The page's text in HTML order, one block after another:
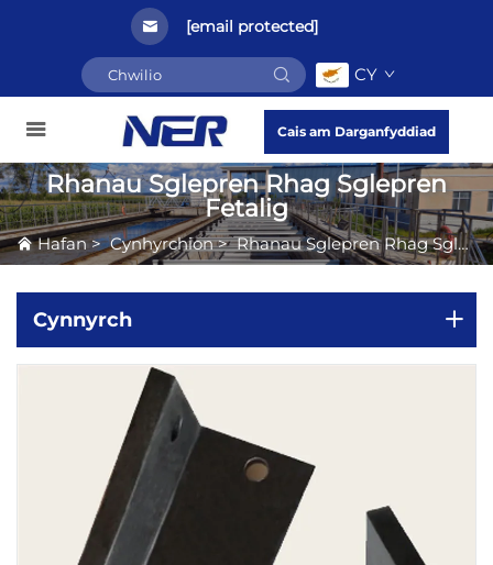
[email protected]
CY
Cais am Darganfyddiad
Rhanau Sglepren Rhag Sglepren
Fetalig
Hafan>Cynhyrchion>Rhanau Sglepren Rhag Sglepren Fetalig
Cynnyrch